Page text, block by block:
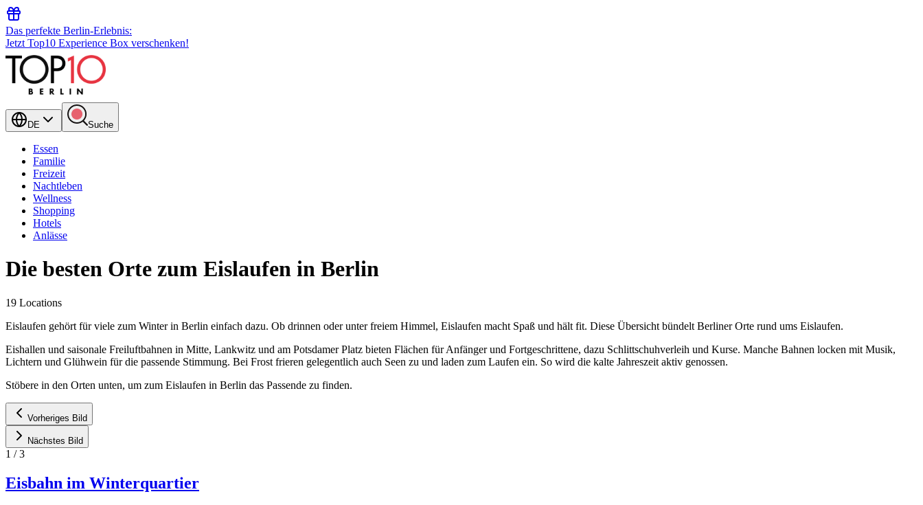
Das perfekte Berlin-Erlebnis:
Jetzt Top10 Experience Box verschenken!
DE Suche
Essen
Familie
Freizeit
Nachtleben
Wellness
Shopping
Hotels
Anlässe
Die besten Orte zum Eislaufen in Berlin
19 Locations
Eislaufen gehört für viele zum Winter in Berlin einfach dazu. Ob drinnen oder unter freiem Himmel, Eislaufen macht Spaß und hält fit. Diese Übersicht bündelt Berliner Orte rund ums Eislaufen.
Eishallen und saisonale Freiluftbahnen in Mitte, Lankwitz und am Potsdamer Platz bieten Flächen für Anfänger und Fortgeschrittene, dazu Schlittschuhverleih und Kurse. Manche Bahnen locken mit Musik,
Lichtern und Glühwein für die passende Stimmung. Bei Frost frieren gelegentlich auch Seen zu und laden zum Laufen ein. So wird die kalte Jahreszeit aktiv genossen.
Stöbere in den Orten unten, um zum Eislaufen in Berlin das Passende zu finden.
Vorheriges Bild
Nächstes Bild
1 /3
Eisbahn im Winterquartier